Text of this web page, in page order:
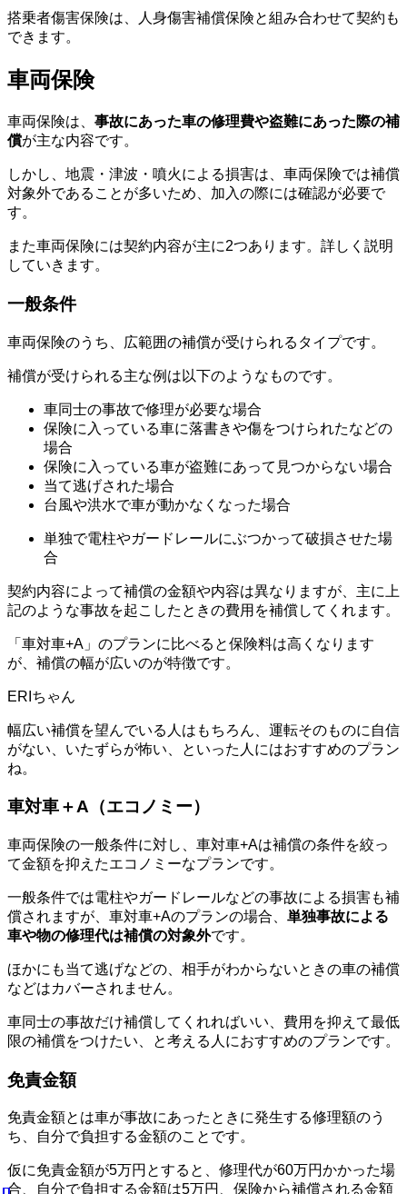
搭乗者傷害保険は、人身傷害補償保険と組み合わせて契約も
できます。
車両保険
車両保険は、 事故にあった車の修理費や盗難にあった際の補
償が主な内容です。
しかし、地震・津波・噴火による損害は、車両保険では補償
対象外であることが多いため、加入の際には確認が必要で
す。
また車両保険には契約内容が主に2つあります。詳しく説明
していきます。
一般条件
車両保険のうち、広範囲の補償が受けられるタイプです。
補償が受けられる主な例は以下のようなものです。
車同士の事故で修理が必要な場合
保険に入っている車に落書きや傷をつけられたなどの
場合
保険に入っている車が盗難にあって見つからない場合
当て逃げされた場合
台風や洪水で車が動かなくなった場合
単独で電柱やガードレールにぶつかって破損させた場
合
契約内容によって補償の金額や内容は異なりますが、主に上
記のような事故を起こしたときの費用を補償してくれます。
「車対車+A」のプランに比べると保険料は高くなります
が、補償の幅が広いのが特徴です。
幅広い補償を望んでいる人はもちろん、運転そのものに自信
がない、いたずらが怖い、といった人にはおすすめのプラン
ね。
車対車＋A（エコノミー）
車両保険の一般条件に対し、車対車+Aは補償の条件を絞っ
て金額を抑えたエコノミーなプランです。
一般条件では電柱やガードレールなどの事故による損害も補
償されますが、車対車+Aのプランの場合、 単独事故による
車や物の修理代は補償の対象外です。
ほかにも当て逃げなどの、相手がわからないときの車の補償
などはカバーされません。
車同士の事故だけ補償してくれればいい、費用を抑えて最低
限の補償をつけたい、と考える人におすすめのプランです。
免責金額
免責金額とは車が事故にあったときに発生する修理額のう
ち、自分で負担する金額のことです。
仮に免責金額が5万円とすると、修理代が60万円かかった場
合、自分で負担する金額は5万円、保険から補償される金額